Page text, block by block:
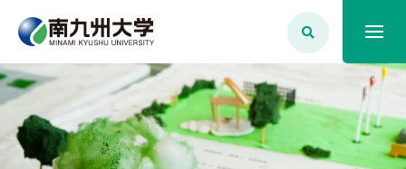
大学案内
学生生活